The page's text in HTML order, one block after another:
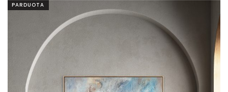
PARDUOTA